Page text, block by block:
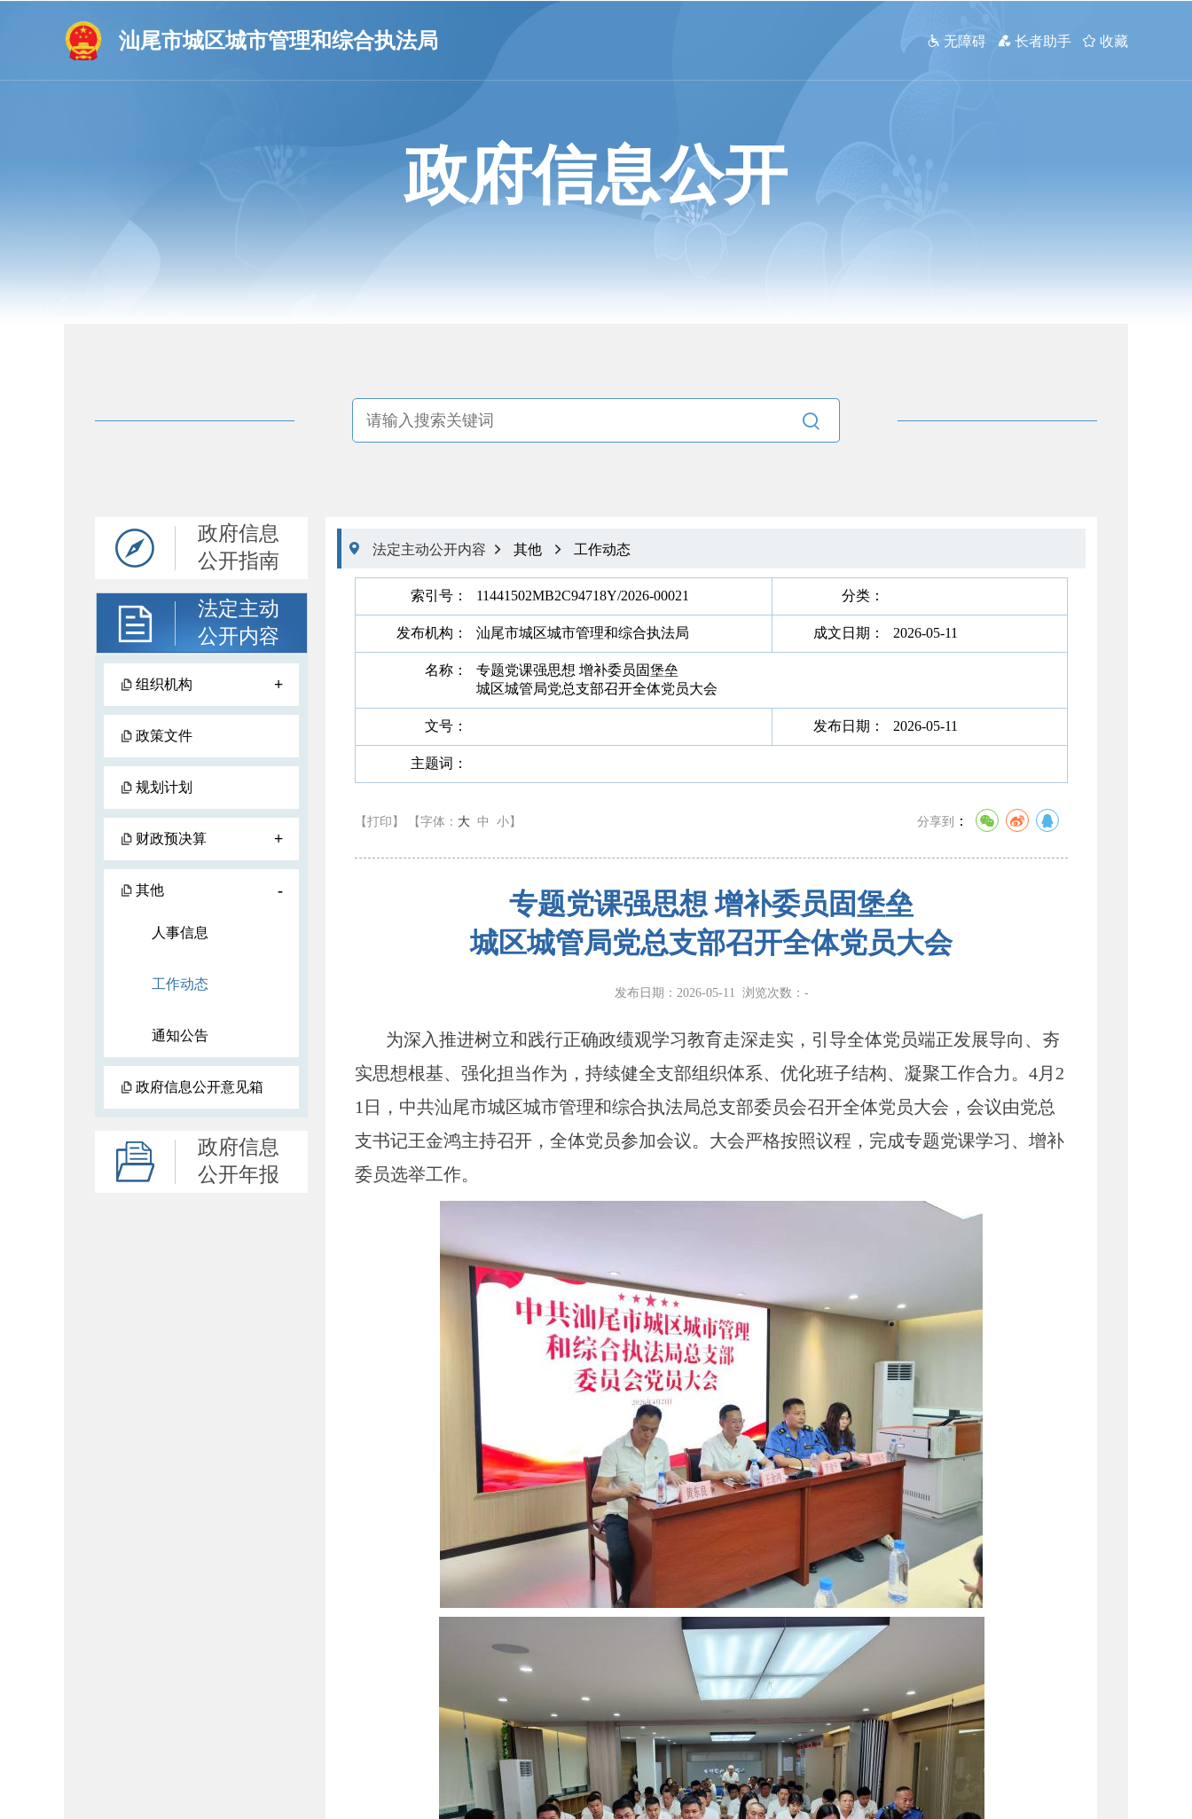
汕尾市城区城市管理和综合执法局  无障碍  长者助手  收藏
政府信息公开

政府信息
公开指南
法定主动
公开内容
组织机构 +
政策文件
规划计划
财政预决算 +
其他 -
人事信息
工作动态
通知公告
政府信息公开意见箱
政府信息
公开年报
 法定主动公开内容  其他  工作动态
索引号： 11441502MB2C94718Y/2026-00021 分类：
发布机构： 汕尾市城区城市管理和综合执法局 成文日期： 2026-05-11
名称：
专题党课强思想 增补委员固堡垒
城区城管局党总支部召开全体党员大会
文号： 发布日期： 2026-05-11
主题词：
【打印】 【字体： 大 中 小 】 分享到 ：
专题党课强思想 增补委员固堡垒
城区城管局党总支部召开全体党员大会
发布日期：2026-05-11 浏览次数： -
为深入推进树立和践行正确政绩观学习教育走深走实，引导全体党员端正发展导向、夯
实思想根基、强化担当作为，持续健全支部组织体系、优化班子结构、凝聚工作合力。4月2
1日，中共汕尾市城区城市管理和综合执法局总支部委员会召开全体党员大会，会议由党总
支书记王金鸿主持召开，全体党员参加会议。大会严格按照议程，完成专题党课学习、增补
委员选举工作。